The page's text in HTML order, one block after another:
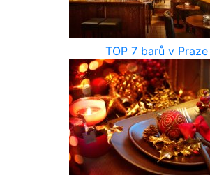
TOP 7 barů v Praze